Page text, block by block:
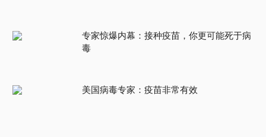
专家惊爆内幕：接种疫苗，你更可能死于病
毒
美国病毒专家：疫苗非常有效